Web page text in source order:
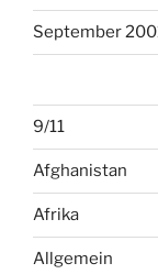
September
9/11
Afghanistan
Afrika
Allgemein